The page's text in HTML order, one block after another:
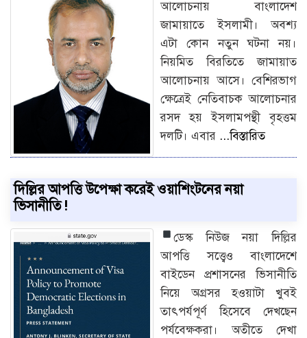
আলোচনায় বাংলাদেশ
জামায়াতে ইসলামী। অবশ্য
এটা কোন নতুন ঘটনা নয়।
নিয়মিত বিরতিতে জামায়াত
আলোচনায় আসে। বেশিরভাগ
ক্ষেত্রেই নেতিবাচক আলোচনার
রসদ হয় ইসলামপন্থী বৃহত্তম
দলটি। এবার ...বিস্তারিত
দিল্লির আপত্তি উপেক্ষা করেই ওয়াশিংটনের নয়া
ভিসানীতি !
ডেস্ক নিউজনয়া দিল্লির
আপত্তি সত্ত্বেও বাংলাদেশে
বাইডেন প্রশাসনের ভিসানীতি
নিয়ে অগ্রসর হওয়াটা খুবই
তাৎপর্যপূর্ণ হিসেবে দেখছেন
পর্যবেক্ষকরা। অতীতে দেখা